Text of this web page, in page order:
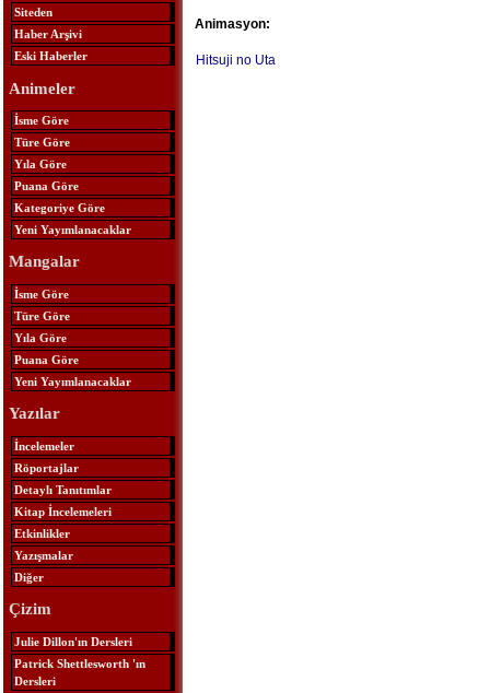
Siteden
Haber Arşivi
Eski Haberler
Animeler
İsme Göre
Türe Göre
Yıla Göre
Puana Göre
Kategoriye Göre
Yeni Yayımlanacaklar
Mangalar
İsme Göre
Türe Göre
Yıla Göre
Puana Göre
Yeni Yayımlanacaklar
Yazılar
İncelemeler
Röportajlar
Detaylı Tanıtımlar
Kitap İncelemeleri
Etkinlikler
Yazışmalar
Diğer
Çizim
Julie Dillon'ın Dersleri
Patrick Shettlesworth 'ın
Dersleri
Animasyon:
Hitsuji no Uta